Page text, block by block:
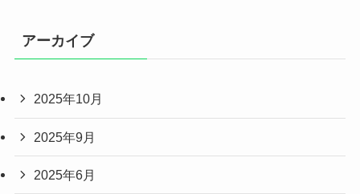
アーカイブ
2025年10月
2025年9月
2025年6月